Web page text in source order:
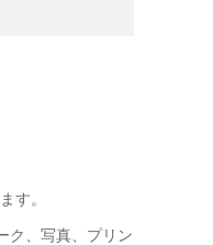
す。
ク、写真、プリン